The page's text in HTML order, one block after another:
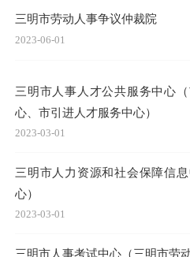
三明市劳动人事争议仲裁院
2023-06-01
三明市人事人才公共服务中心
心、市引进人才服务中心）
2023-03-01
三明市人力资源和社会保障信
心）
2023-03-01
三明市人事考试中心（三明市劳